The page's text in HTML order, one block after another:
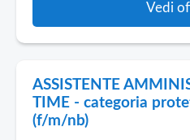
Vedi
ASSISTENTE
TIME - categoria
(f/m/nb)